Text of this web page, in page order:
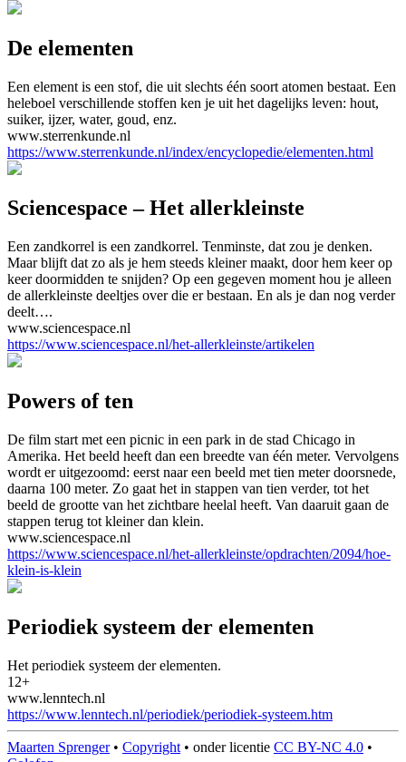
De elementen
Een element is een stof, die uit slechts één soort atomen bestaat. Een
heleboel verschillende stoffen ken je uit het dagelijks leven: hout,
suiker, ijzer, water, goud, enz.
www.sterrenkunde.nl
https://www.sterrenkunde.nl/index/encyclopedie/elementen.html
Sciencespace – Het allerkleinste
Een zandkorrel is een zandkorrel. Tenminste, dat zou je denken.
Maar blijft dat zo als je hem steeds kleiner maakt, door hem keer op
keer doormidden te snijden? Op een gegeven moment hou je alleen
de allerkleinste deeltjes over die er bestaan. En als je dan nog verder
deelt….
www.sciencespace.nl
https://www.sciencespace.nl/het-allerkleinste/artikelen
Powers of ten
De film start met een picnic in een park in de stad Chicago in
Amerika. Het beeld heeft dan een breedte van één meter. Vervolgens
wordt er uitgezoomd: eerst naar een beeld met tien meter doorsnede,
daarna 100 meter. Zo gaat het in stappen van tien verder, tot het
beeld de grootte van het zichtbare heelal heeft. Van daaruit gaan de
stappen terug tot kleiner dan klein.
www.sciencespace.nl
https://www.sciencespace.nl/het-allerkleinste/opdrachten/2094/hoe-
klein-is-klein
Periodiek systeem der elementen
Het periodiek systeem der elementen.
12+
www.lenntech.nl
https://www.lenntech.nl/periodiek/periodiek-systeem.htm
Maarten Sprenger • Copyright • onder licentie CC BY-NC 4.0 •